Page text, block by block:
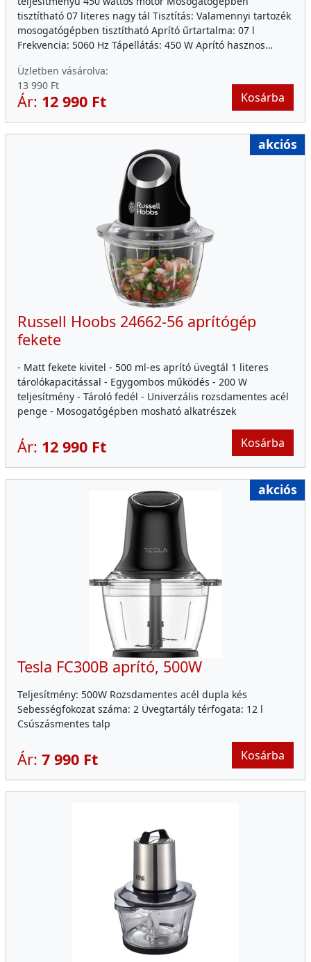
tisztítható 07 literes nagy tál Tisztítás: Valamennyi tartozék
mosogatógépben tisztítható Aprító űrtartalma: 07 l
Frekvencia: 5060 Hz Tápellátás: 450 W Aprító hasznos…
Üzletben vásárolva:
13 990 Ft
Ár: 12 990 Ft Kosárba
akciós
Russell Hoobs 24662-56 aprítógép
fekete
- Matt fekete kivitel - 500 ml-es aprító üvegtál 1 literes
tárolókapacitással - Egygombos működés - 200 W
teljesítmény - Tároló fedél - Univerzális rozsdamentes acél
penge - Mosogatógépben mosható alkatrészek
Ár: 12 990 Ft Kosárba
akciós
Tesla FC300B aprító, 500W
Teljesítmény: 500W Rozsdamentes acél dupla kés
Sebességfokozat száma: 2 Üvegtartály térfogata: 12 l
Csúszásmentes talp
Ár: 7 990 Ft Kosárba